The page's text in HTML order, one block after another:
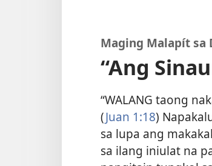
Maging Malapít sa
“Ang
“WALANG taong
(Juan 1:18)
sa lupa ang
sa ilang iniulat na